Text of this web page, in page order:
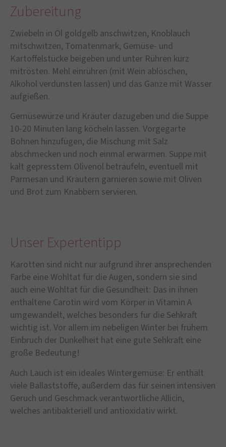
Zubereitung
Zwiebeln in Öl goldgelb anschwitzen, Knoblauch
mitschwitzen, Tomatenmark, Gemüse- und
Kartoffelstücke beigeben und unter Rühren kurz
mitrösten. Mehl einrühren (mit Wein ablöschen,
Alkohol verdunsten lassen) und das Ganze mit Wasser
aufgießen.
Gemüsewürze und Kräuter dazugeben und die Suppe
10-20 Minuten lang köcheln lassen. Vorgegarte
Bohnen hinzufügen, die Mischung mit Salz
abschmecken und noch einmal erwärmen. Suppe mit
kalt gepresstem Olivenöl beträufeln, eventuell mit
Parmesan und Kräutern garnieren sowie mit Oliven
und Brot zum Knabbern servieren.
Unser Expertentipp
Karotten sind nicht nur aufgrund ihrer ansprechenden
Farbe eine Wohltat für die Augen, sondern sie sind
auch eine Wohltat für die Gesundheit: Das in ihnen
enthaltene Carotin wird vom Körper in Vitamin A
umgewandelt, welches besonders für die Sehkraft
wichtig ist. Vor allem im nebeligen Winter bei frühem
Einbruch der Dunkelheit hat eine gute Sehkraft eine
große Bedeutung!
Auch Lauch ist ein ideales Wintergemüse: Er enthält
viele Ballaststoffe, außerdem das für seinen intensiven
Geruch und Geschmack verantwortliche Allicin,
welches antibakteriell und antioxidativ wirkt.